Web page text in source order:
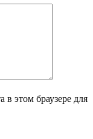
в этом браузере для